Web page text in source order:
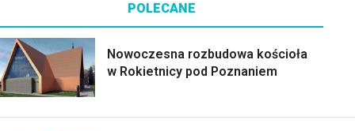
POLECANE
Nowoczesna rozbudowa kościoła
w Rokietnicy pod Poznaniem